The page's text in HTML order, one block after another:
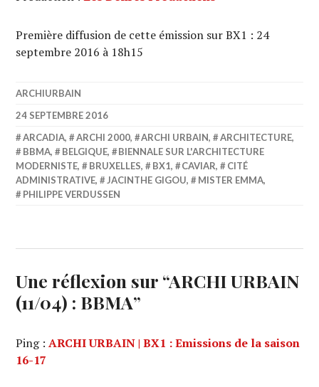
Première diffusion de cette émission sur BX1 : 24
septembre 2016 à 18h15
ARCHIURBAIN
24 SEPTEMBRE 2016
ARCADIA, ARCHI 2000, ARCHI URBAIN, ARCHITECTURE,
BBMA, BELGIQUE,
BIENNALE SUR L'ARCHITECTURE
MODERNISTE, BRUXELLES, BX1, CAVIAR,
CITÉ
ADMINISTRATIVE, JACINTHE GIGOU, MISTER EMMA,
PHILIPPE VERDUSSEN
Une réflexion sur “ARCHI URBAIN
(11/04) : BBMA”
Ping :ARCHI URBAIN | BX1 : Emissions de la saison
16-17